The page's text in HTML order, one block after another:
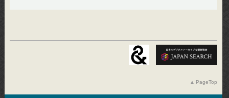
PageTop